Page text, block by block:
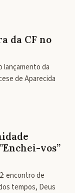
da CF no
lançamento da
de Aparecida
vos”
encontro de
tempos, Deus